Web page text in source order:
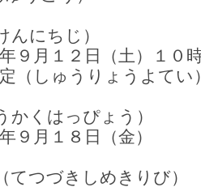
んにちじ）
月１２日（土）１０
ゅうりょうよてい
かくはっぴょう）
月１８日（金）
てつづきしめきりび）